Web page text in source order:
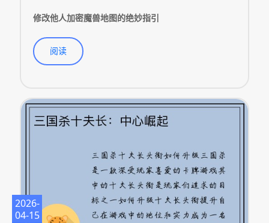
修改他人加密魔兽地图的绝妙指引
阅读
2026-
04-15